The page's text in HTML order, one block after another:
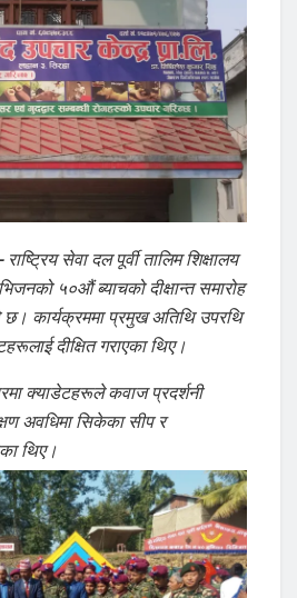
राष्ट्रिय सेवा दल पूर्वी तालिम शिक्षालय
५०औं ब्याचको दीक्षान्त समारोह
कार्यक्रममा प्रमुख अतिथि उपरथि
दीक्षित गराएका थिए।
क्याडेटहरूले कवाज प्रदर्शनी
अवधिमा सिकेका सीप र
थिए।